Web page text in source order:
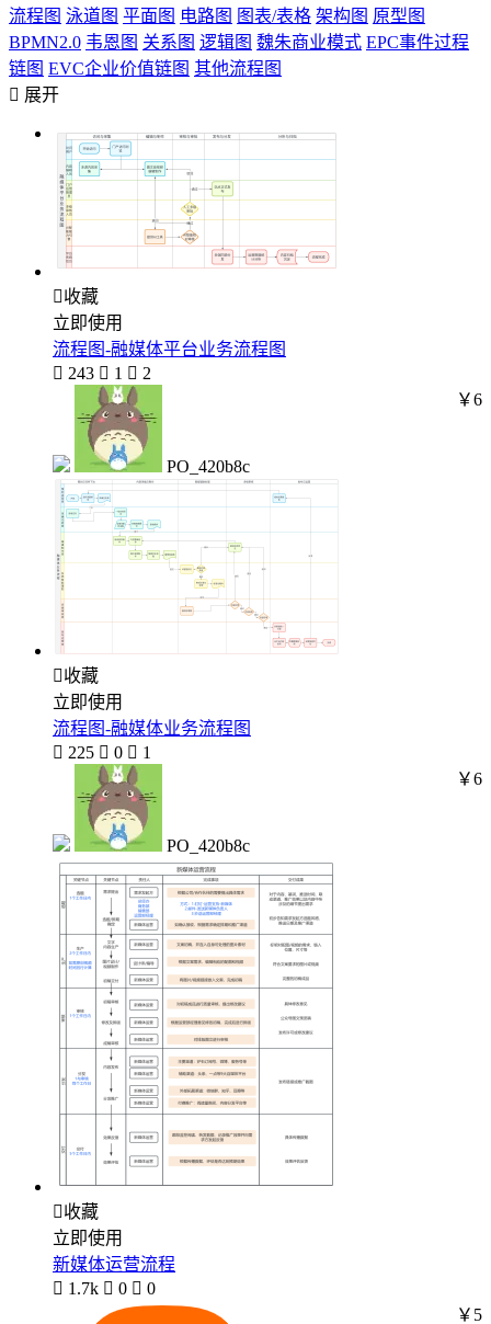
流程图 泳道图 平面图 电路图 图表/表格 架构图 原型图
BPMN2.0 韦恩图 关系图 逻辑图 魏朱商业模式 EPC事件过程
链图 EVC企业价值链图 其他流程图
 展开
收藏
立即使用
流程图-融媒体平台业务流程图
 243  1  2
PO_420b8c
￥6
收藏
立即使用
流程图-融媒体业务流程图
 225  0  1
PO_420b8c
￥6
收藏
立即使用
新媒体运营流程
 1.7k  0  0
￥5